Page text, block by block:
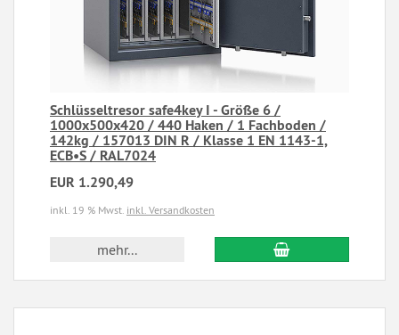
Schlüsseltresor safe4key I - Größe 6 /
1000x500x420 / 440 Haken / 1 Fachboden /
142kg / 157013 DIN R / Klasse 1 EN 1143-1,
ECB•S / RAL7024
EUR 1.290,49
inkl. 19 % Mwst. inkl. Versandkosten
mehr...